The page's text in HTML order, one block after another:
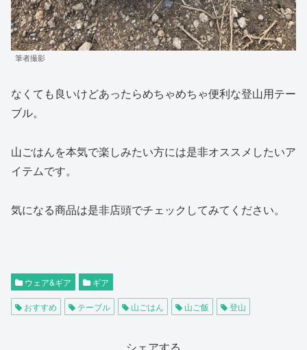
筆者撮影
なくても良いけどあったらめちゃめちゃ便利な登山用テー
ブル。
山ごはんを本気で楽しみたい方には是非オススメしたいア
イテムです。
気になる商品は是非店頭でチェックしてみてください。
ウェア&ギア ギア
おすすめ テーブル 山ごはん 山ご飯 登山
シェアする